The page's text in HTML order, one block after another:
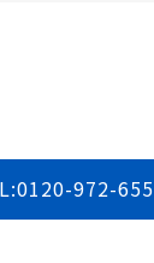
972-655